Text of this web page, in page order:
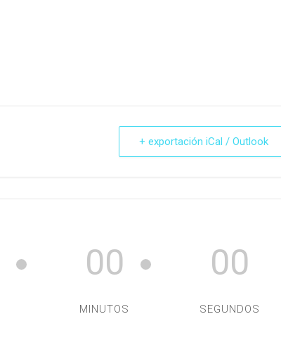
+ exportación iCal / Outlook
00
MINUTOS
00
SEGUNDOS